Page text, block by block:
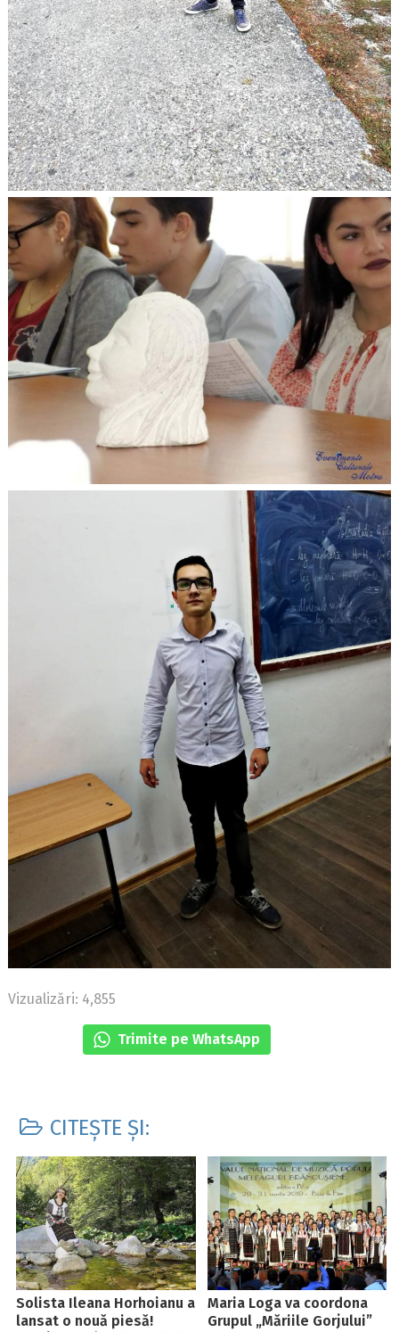
Vizualizări: 4,855
Trimite pe WhatsApp
CITEȘTE ȘI:
Solista Ileana Horhoianu a
lansat o nouă piesă!
Maria Loga va coordona
Grupul „Măriile Gorjului”